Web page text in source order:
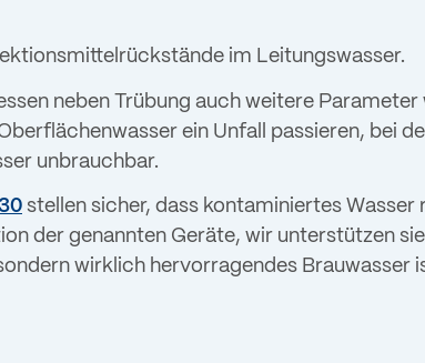
im Leitungswasser.
neben Trübung auch weitere
ein Unfall passieren, bei
unbrauchbar.
stellen sicher, dass kontaminiertes
der genannten Geräte, wir unterstützen
wirklich hervorragendes Brauwasser